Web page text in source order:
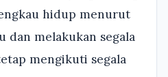
hidup menurut
dan melakukan segala
mengikuti segala